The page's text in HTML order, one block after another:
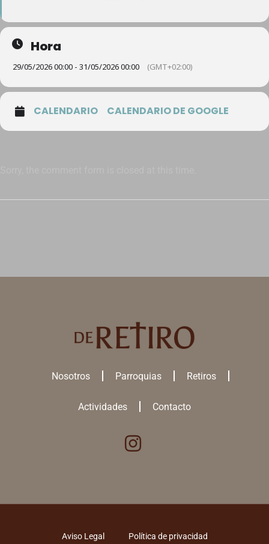
Hora
29/05/2026 00:00 - 31/05/2026 00:00 (GMT+02:00)
CALENDARIO CALENDARIO DE GOOGLE
Nosotros Parroquias Retiros
Actividades Contacto
Aviso Legal Política de privacidad
RECHAZAR